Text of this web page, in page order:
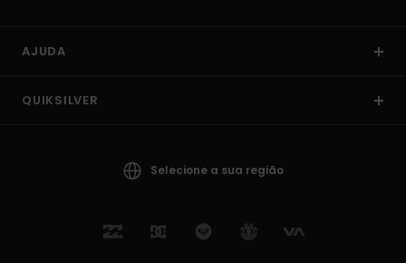
AJUDA
QUIKSILVER
Selecione a sua região